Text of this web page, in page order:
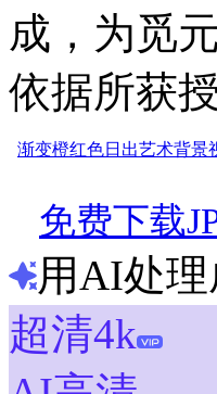
成，为觅
依据所获
渐变橙红色日出艺术背景
免费下载
用AI处
超清4k